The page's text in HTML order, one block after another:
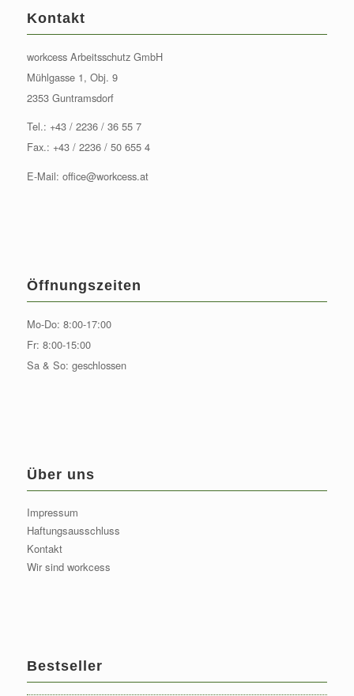
Kontakt
workcess Arbeitsschutz GmbH
Mühlgasse 1, Obj. 9
2353 Guntramsdorf
Tel.: +43 / 2236 / 36 55 7
Fax.: +43 / 2236 / 50 655 4
E-Mail: office@workcess.at
Öffnungszeiten
Mo-Do: 8:00-17:00
Fr: 8:00-15:00
Sa & So: geschlossen
Über uns
Impressum
Haftungsausschluss
Kontakt
Wir sind workcess
Bestseller